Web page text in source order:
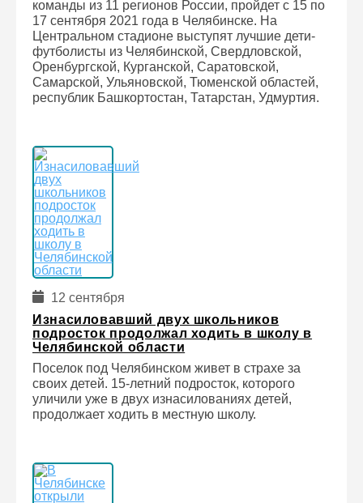
команды из 11 регионов России, пройдет с 15 по
17 сентября 2021 года в Челябинске. На
Центральном стадионе выступят лучшие дети-
футболисты из Челябинской, Свердловской,
Оренбургской, Курганской, Саратовской,
Самарской, Ульяновской, Тюменской областей,
республик Башкортостан, Татарстан, Удмуртия.
12 сентября
Изнасиловавший двух школьников
подросток продолжал ходить в школу в
Челябинской области
Поселок под Челябинском живет в страхе за
своих детей. 15-летний подросток, которого
уличили уже в двух изнасилованиях детей,
продолжает ходить в местную школу.